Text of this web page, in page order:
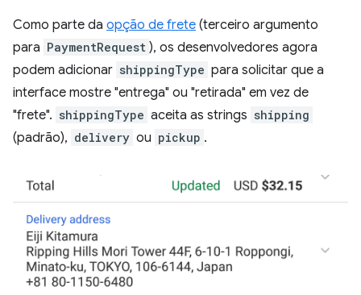
Como parte da opção de frete (terceiro argumento
para PaymentRequest ), os desenvolvedores agora
podem adicionar shippingType para solicitar que a
interface mostre "entrega" ou "retirada" em vez de
"frete". shippingType aceita as strings shipping
(padrão), delivery ou pickup .